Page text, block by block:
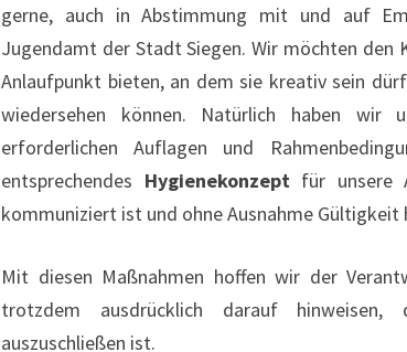
gerne, auch in Abstimmung mit und auf
Jugendamt der Stadt Siegen. Wir möchten den
Anlaufpunkt bieten, an dem sie kreativ sein
wiedersehen können. Natürlich haben
erforderlichen Auflagen und
entsprechendes Hygienekonzeptfür unsere
kommuniziert ist und ohne Ausnahme Gültigkeit
Mit diesen Maßnahmen hoffen wir der
trotzdem ausdrücklich darauf
auszuschließen ist.